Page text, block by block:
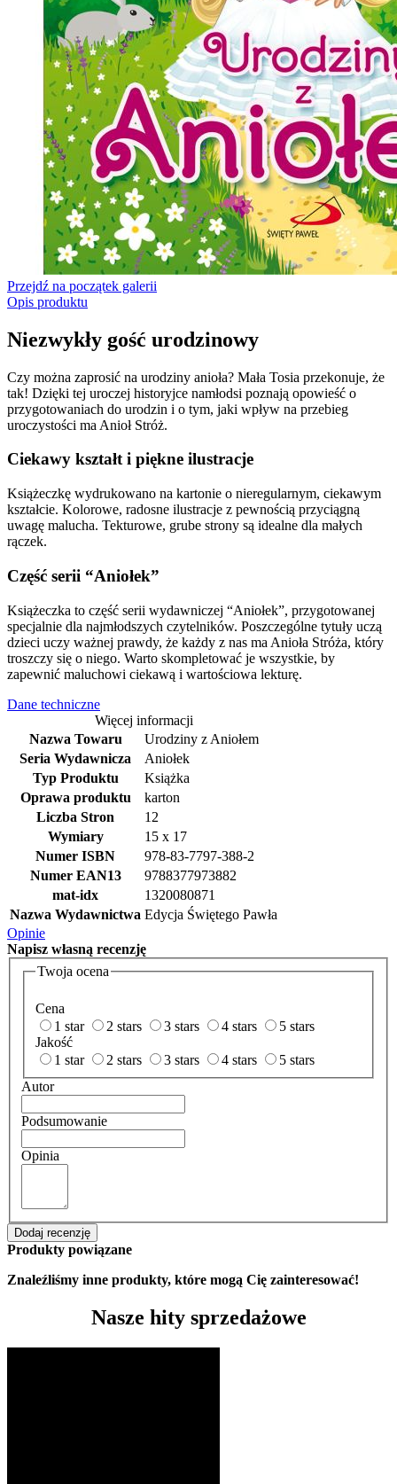
Przejdź na początek galerii
Opis produktu
Niezwykły gość urodzinowy
Czy można zaprosić na urodziny anioła? Mała Tosia przekonuje, że
tak! Dzięki tej uroczej historyjce namłodsi poznają opowieść o
przygotowaniach do urodzin i o tym, jaki wpływ na przebieg
uroczystości ma Anioł Stróż.
Ciekawy kształt i piękne ilustracje
Książeczkę wydrukowano na kartonie o nieregularnym, ciekawym
kształcie. Kolorowe, radosne ilustracje z pewnością przyciągną
uwagę malucha. Tekturowe, grube strony są idealne dla małych
rączek.
Część serii “Aniołek”
Książeczka to część serii wydawniczej “Aniołek”, przygotowanej
specjalnie dla najmłodszych czytelników. Poszczególne tytuły uczą
dzieci uczy ważnej prawdy, że każdy z nas ma Anioła Stróża, który
troszczy się o niego. Warto skompletować je wszystkie, by
zapewnić maluchowi ciekawą i wartościowa lekturę.
Dane techniczne
Więcej informacji
Nazwa Towaru
Urodziny z Aniołem
Seria Wydawnicza
Aniołek
Typ Produktu
Książka
Oprawa produktu
karton
Liczba Stron
12
Wymiary
15 x 17
Numer ISBN
978-83-7797-388-2
Numer EAN13
9788377973882
mat-idx
1320080871
Nazwa Wydawnictwa Edycja Świętego Pawła
Opinie
Napisz własną recenzję
Twoja ocena
Cena
1 star
2 stars 3 stars 4 stars
5 stars
Jakość
1 star
2 stars 3 stars 4 stars
5 stars
Autor
Podsumowanie
Opinia
Dodaj recenzję
Produkty powiązane
Znaleźliśmy inne produkty, które mogą Cię zainteresować!
Nasze hity sprzedażowe